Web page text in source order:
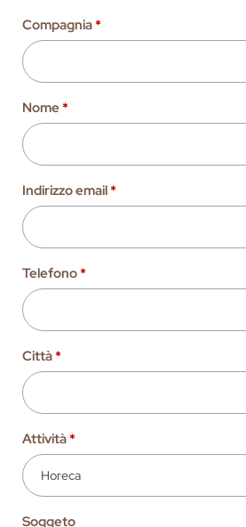
Compagnia*
Nome*
Indirizzo email*
Telefono*
Città*
Attività*
Soggeto